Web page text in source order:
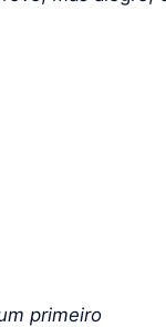
primeiro